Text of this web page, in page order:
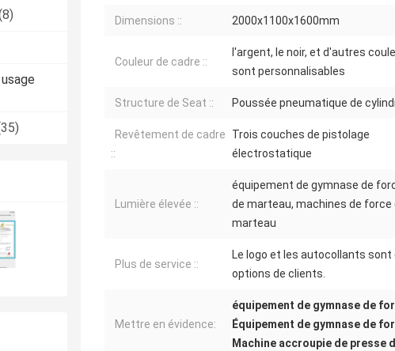
Dimensions :: 2000x1100x1600mm
Couleur de cadre ::
l'argent, le noir, et d'autres
sont personnalisables
Structure de Seat :: Poussée pneumatique de
Revêtement de cadre
::
Trois couches de pistolage
électrostatique
Lumière élevée ::
équipement de gymnase de
de marteau, machines de force
marteau
Plus de service ::
Le logo et les autocollants sont
options de clients.
Mettre en évidence:
équipement de gymnase de
Équipement de gymnase de
Machine accroupie de presse